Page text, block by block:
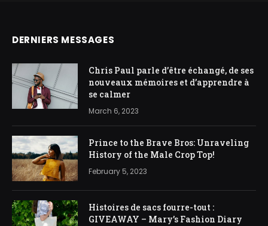
DERNIERS MESSAGES
Chris Paul parle d’être échangé, de ses
nouveaux mémoires et d’apprendre à
se calmer
March 6, 2023
Prince to the Brave Bros: Unraveling
History of the Male Crop Top!
February 5, 2023
Histoires de sacs fourre-tout :
GIVEAWAY – Mary’s Fashion Diary